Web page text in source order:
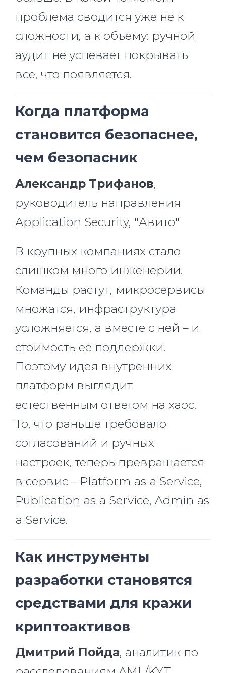
проблема сводится уже не к
сложности, а к объему: ручной
аудит не успевает покрывать
все, что появляется.
Когда платформа
становится безопаснее,
чем безопасник
Александр Трифанов,
руководитель направления
Application Security, "Авито"
В крупных компаниях стало
слишком много инженерии.
Команды растут, микросервисы
множатся, инфраструктура
усложняется, а вместе с ней – и
стоимость ее поддержки.
Поэтому идея внутренних
платформ выглядит
естественным ответом на хаос.
То, что раньше требовало
согласований и ручных
настроек, теперь превращается
в сервис – Platform as a Service,
Publication as a Service, Admin as
a Service.
Как инструменты
разработки становятся
средствами для кражи
криптоактивов
Дмитрий Пойда, аналитик по